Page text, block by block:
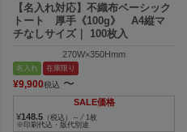
【名入れ対応】不織布ベーシック
トート 厚手《100g》 A4縦マ
チなしサイズ｜ 100枚入
270W×350Hmm
名入れ 在庫限り
¥9,900税込 〜
SALE価格
¥148.5 （税込）～ ⁄ 1枚
※印刷代込・版代別途